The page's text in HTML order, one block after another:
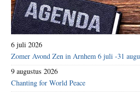
6 juli 2026
Zomer Avond Zen in Arnhem 6 juli -31
9 augustus 2026
Chanting for World Peace